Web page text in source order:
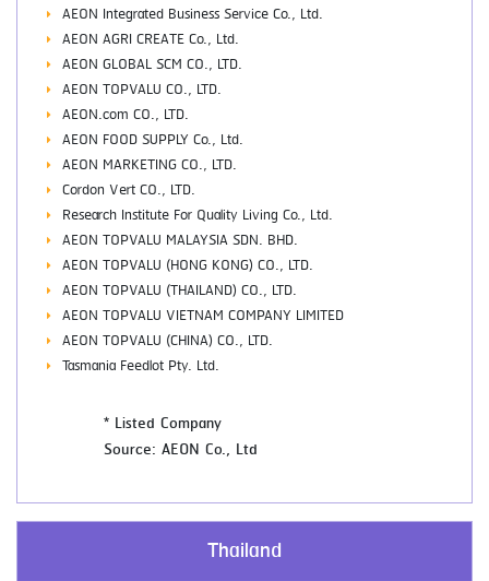
AEON Integrated Business Service Co., Ltd.
AEON AGRI CREATE Co., Ltd.
AEON GLOBAL SCM CO., LTD.
AEON TOPVALU CO., LTD.
AEON.com CO., LTD.
AEON FOOD SUPPLY Co., Ltd.
AEON MARKETING CO., LTD.
Cordon Vert CO., LTD.
Research Institute For Quality Living Co., Ltd.
AEON TOPVALU MALAYSIA SDN. BHD.
AEON TOPVALU (HONG KONG) CO., LTD.
AEON TOPVALU (THAILAND) CO., LTD.
AEON TOPVALU VIETNAM COMPANY LIMITED
AEON TOPVALU (CHINA) CO., LTD.
Tasmania Feedlot Pty. Ltd.
* Listed Company
Source: AEON Co., Ltd
Thailand